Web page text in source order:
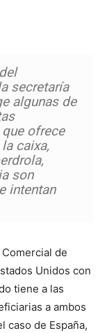
secretaría
algunas de
ofrece
caixa,
son
intentan
de
Unidos con
tiene a las
a ambos
caso de España,